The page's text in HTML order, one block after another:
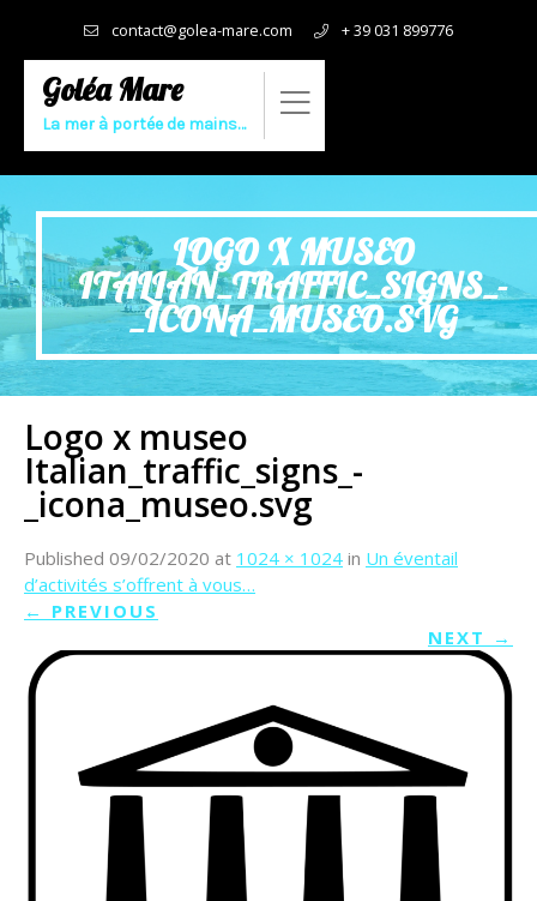
contact@golea-mare.com + 39 031 899776
Goléa Mare
La mer à portée de mains…
LOGO X MUSEO
ITALIAN_TRAFFIC_SIGNS_-
_ICONA_MUSEO.SVG
Logo x museo
Italian_traffic_signs_-
_icona_museo.svg
Published 09/02/2020 at 1024 × 1024 in Un éventail
d’activités s’offrent à vous…
← PREVIOUS
NEXT →